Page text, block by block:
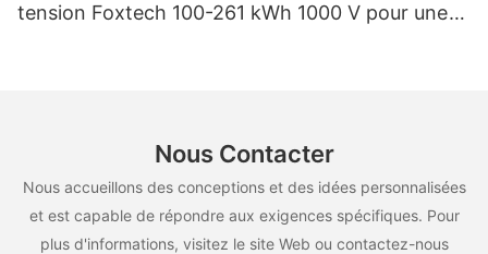
tension Foxtech 100-261 kWh 1000 V pour une
Nous Contacter
Nous accueillons des conceptions et des idées personnalisées
et est capable de répondre aux exigences spécifiques. Pour
plus d'informations, visitez le site Web ou contactez-nous